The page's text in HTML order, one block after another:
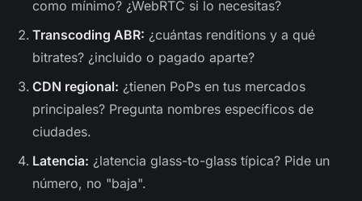
como mínimo? ¿WebRTC si lo necesitas?
Transcoding ABR: ¿cuántas renditions y a qué
bitrates? ¿incluido o pagado aparte?
CDN regional: ¿tienen PoPs en tus mercados
principales? Pregunta nombres específicos de
ciudades.
Latencia: ¿latencia glass-to-glass típica? Pide un
número, no "baja".